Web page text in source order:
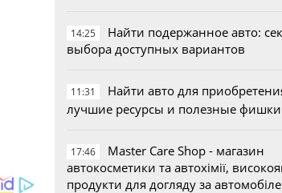
14:25
Найти подержанное авто:
выбора доступных вариантов
11:31
Найти авто для
лучшие ресурсы и полезные
17:46
Master Care Shop - магазин
автокосметики та автохімії,
продукти для догляду за